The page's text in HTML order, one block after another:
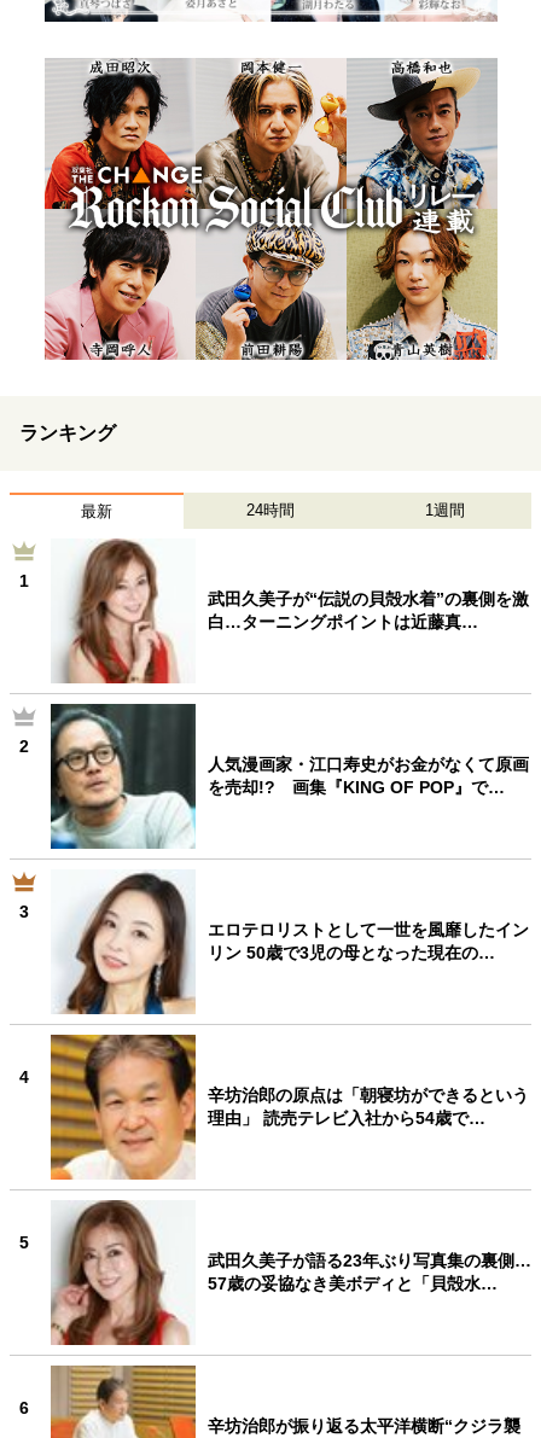
ランキング
最新 24時間 1週間
1
武田久美子が“伝説の貝殻水着”の裏側を激
白…ターニングポイントは近藤真…
2
人気漫画家・江口寿史がお金がなくて原画
を売却!? 画集『KING OF POP』で…
3
エロテロリストとして一世を風靡したイン
リン 50歳で3児の母となった現在の…
4
辛坊治郎の原点は「朝寝坊ができるという
理由」 読売テレビ入社から54歳で…
5
武田久美子が語る23年ぶり写真集の裏側…
57歳の妥協なき美ボディと「貝殻水…
6
辛坊治郎が振り返る太平洋横断“クジラ襲